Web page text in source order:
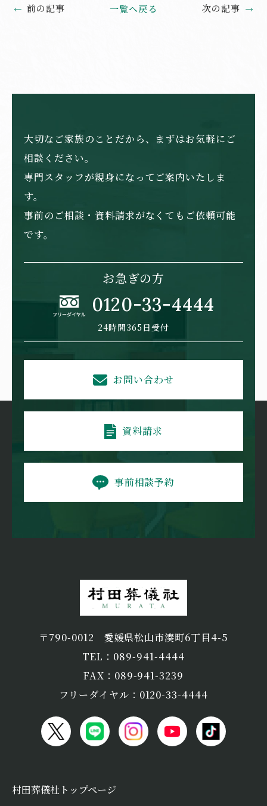
前の記事 一覧へ戻る 次の記事
大切なご家族のことだから、まずはお気軽にご
相談ください。
専門スタッフが親身になってご案内いたしま
す。
事前のご相談・資料請求がなくてもご依頼可能
です。
お急ぎの方
0120-33-4444
24時間365日受付
お問い合わせ
資料請求
事前相談予約
〒790-0012 愛媛県松山市湊町6丁目4-5
TEL：089-941-4444
FAX：089-941-3239
フリーダイヤル：0120-33-4444
村田葬儀社トップページ